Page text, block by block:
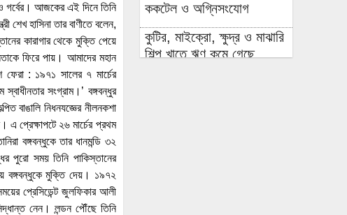
ও গর্বের। আজকের এই দিনে তিনি
শেখ হাসিনা তার বাণীতে বলেন,
কারাগার থেকে মুক্তি পেয়ে
ফিরে পায়। আমাদের মহান
: ১৯৭১ সালের ৭ মার্চের
সংগ্রাম।’ বঙ্গবন্ধুর
বাঙালি নিধনযজ্ঞের নীলনকশা
এ প্রেক্ষাপটে ২৬ মার্চের প্রথম
বঙ্গবন্ধুকে তার ধানমন্ডি ৩২
পুরো সময় তিনি পাকিস্তানের
বঙ্গবন্ধুকে মুক্তি দেয়। ১৯৭২
প্রেসিডেন্ট জুলফিকার আলী
নেন। লন্ডন পৌঁছে তিনি
ককটেল ও অগ্নিসংযোগ
কুটির, মাইক্রো, ক্ষুদ্র ও মাঝারি
শিল্প খাতে ঋণ কমে গেছে,